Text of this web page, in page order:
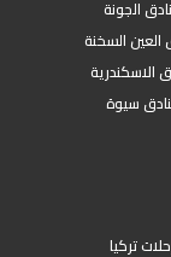
الجونة
العين السخنة
الاسكندرية
سيوة
تركيا